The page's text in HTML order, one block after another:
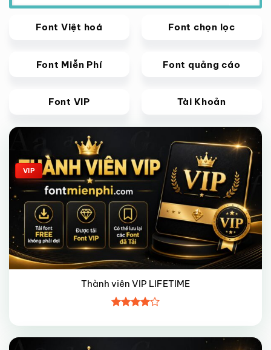
Font Việt hoá Font chọn lọc
Font Miễn Phí Font quảng cáo
Font VIP Tài Khoản
Giảm giá!
VIP
Thành viên VIP LIFETIME
xếp hạng
45 sao
Giảm giá!